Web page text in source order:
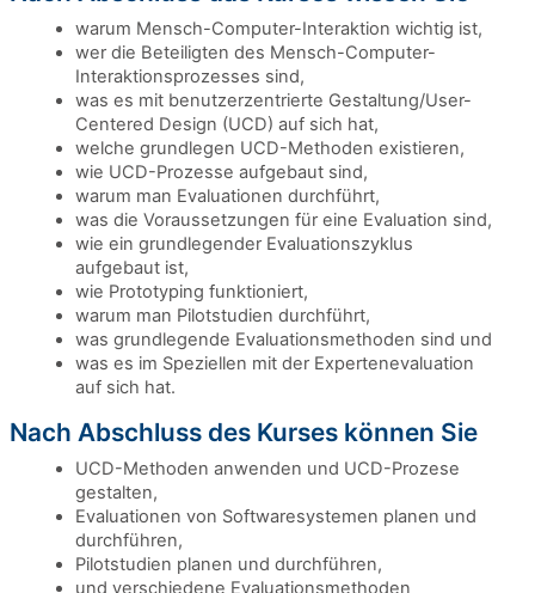
warum Mensch-Computer-Interaktion wichtig ist,
wer die Beteiligten des Mensch-Computer-
Interaktionsprozesses sind,
was es mit benutzerzentrierte Gestaltung/User-
Centered Design (UCD) auf sich hat,
welche grundlegen UCD-Methoden existieren,
wie UCD-Prozesse aufgebaut sind,
warum man Evaluationen durchführt,
was die Voraussetzungen für eine Evaluation sind,
wie ein grundlegender Evaluationszyklus
aufgebaut ist,
wie Prototyping funktioniert,
warum man Pilotstudien durchführt,
was grundlegende Evaluationsmethoden sind und
was es im Speziellen mit der Expertenevaluation
auf sich hat.
Nach Abschluss des Kurses können Sie
UCD-Methoden anwenden und UCD-Prozese
gestalten,
Evaluationen von Softwaresystemen planen und
durchführen,
Pilotstudien planen und durchführen,
und verschiedene Evaluationsmethoden